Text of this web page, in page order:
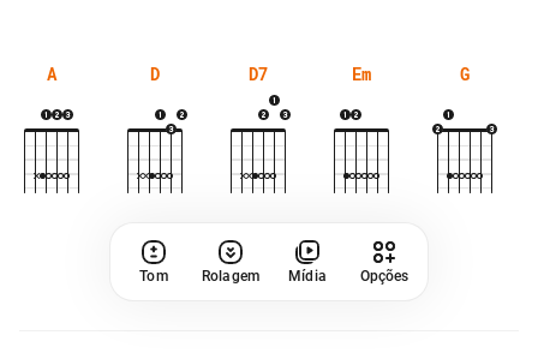
A D D7 Em G
Tom Rolagem Mídia Opções